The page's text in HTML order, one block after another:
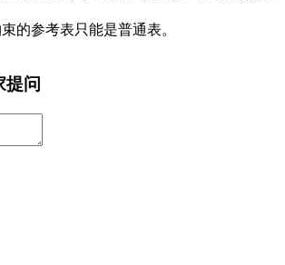
的参考表只能是普通表。
提问